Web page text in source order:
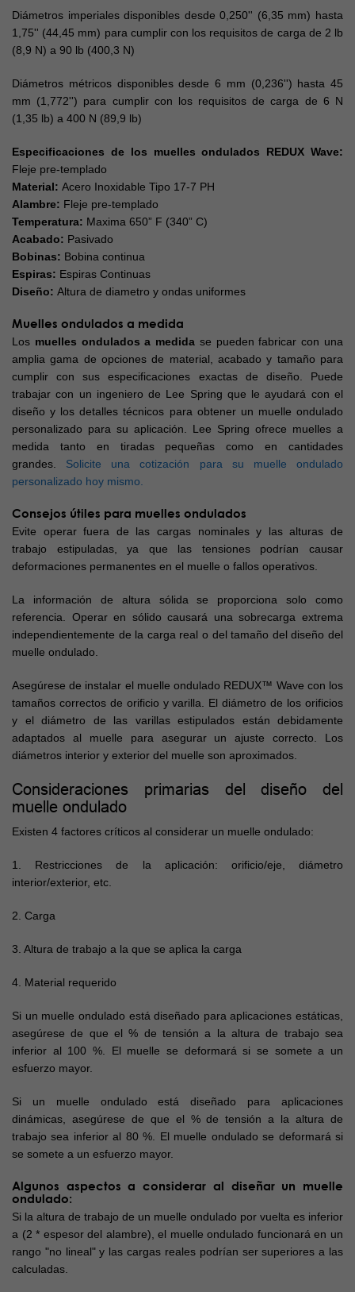
Diámetros imperiales disponibles desde 0,250'' (6,35 mm) hasta
1,75'' (44,45 mm) para cumplir con los requisitos de carga de 2 lb
(8,9 N) a 90 lb (400,3 N)
Diámetros métricos disponibles desde 6 mm (0,236'') hasta 45
mm (1,772'') para cumplir con los requisitos de carga de 6 N
(1,35 lb) a 400 N (89,9 lb)
Especificaciones de los muelles ondulados REDUX Wave:
Fleje pre-templado
Material: Acero Inoxidable Tipo 17-7 PH
Alambre: Fleje pre-templado
Temperatura: Maxima 650” F (340” C)
Acabado: Pasivado
Bobinas: Bobina continua
Espiras: Espiras Continuas
Diseño: Altura de diametro y ondas uniformes
Muelles ondulados a medida
Los muelles ondulados a medida se pueden fabricar con una
amplia gama de opciones de material, acabado y tamaño para
cumplir con sus especificaciones exactas de diseño. Puede
trabajar con un ingeniero de Lee Spring que le ayudará con el
diseño y los detalles técnicos para obtener un muelle ondulado
personalizado para su aplicación. Lee Spring ofrece muelles a
medida tanto en tiradas pequeñas como en cantidades
grandes. Solicite una cotización para su muelle ondulado
personalizado hoy mismo.
Consejos útiles para muelles ondulados
Evite operar fuera de las cargas nominales y las alturas de
trabajo estipuladas, ya que las tensiones podrían causar
deformaciones permanentes en el muelle o fallos operativos.
La información de altura sólida se proporciona solo como
referencia. Operar en sólido causará una sobrecarga extrema
independientemente de la carga real o del tamaño del diseño del
muelle ondulado.
Asegúrese de instalar el muelle ondulado REDUX™ Wave con los
tamaños correctos de orificio y varilla. El diámetro de los orificios
y el diámetro de las varillas estipulados están debidamente
adaptados al muelle para asegurar un ajuste correcto. Los
diámetros interior y exterior del muelle son aproximados.
Consideraciones primarias del diseño del
muelle ondulado
Existen 4 factores críticos al considerar un muelle ondulado:
1. Restricciones de la aplicación: orificio/eje, diámetro
interior/exterior, etc.
2. Carga
3. Altura de trabajo a la que se aplica la carga
4. Material requerido
Si un muelle ondulado está diseñado para aplicaciones estáticas,
asegúrese de que el % de tensión a la altura de trabajo sea
inferior al 100 %. El muelle se deformará si se somete a un
esfuerzo mayor.
Si un muelle ondulado está diseñado para aplicaciones
dinámicas, asegúrese de que el % de tensión a la altura de
trabajo sea inferior al 80 %. El muelle ondulado se deformará si
se somete a un esfuerzo mayor.
Algunos aspectos a considerar al diseñar un muelle
ondulado:
Si la altura de trabajo de un muelle ondulado por vuelta es inferior
a (2 * espesor del alambre), el muelle ondulado funcionará en un
rango "no lineal" y las cargas reales podrían ser superiores a las
calculadas.